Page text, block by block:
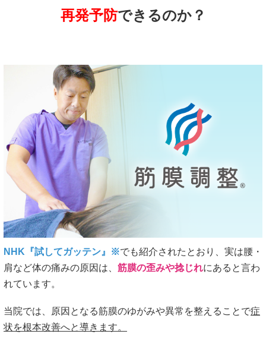
再発予防できるのか？
NHK『試してガッテン』※でも紹介されたとおり、実は腰・
肩など体の痛みの原因は、 筋膜の歪みや捻じれにあると言わ
れています。
当院では、原因となる筋膜のゆがみや異常を整えることで症
状を根本改善へと導きます。